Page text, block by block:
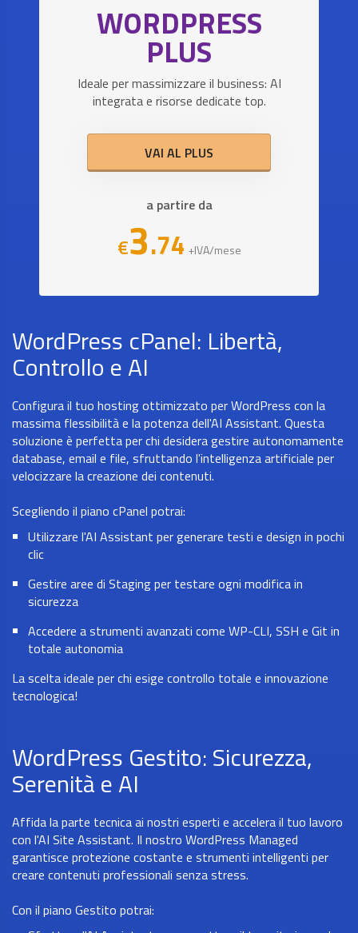
WORDPRESS
PLUS
Ideale per massimizzare il business: AI
integrata e risorse dedicate top.
VAI AL PLUS
a partire da
€3.74 +IVA/mese
WordPress cPanel: Libertà,
Controllo e AI
Configura il tuo hosting ottimizzato per WordPress con la
massima flessibilità e la potenza dell'AI Assistant. Questa
soluzione è perfetta per chi desidera gestire autonomamente
database, email e file, sfruttando l'intelligenza artificiale per
velocizzare la creazione dei contenuti.
Scegliendo il piano cPanel potrai:
Utilizzare l'AI Assistant per generare testi e design in pochi
clic
Gestire aree di Staging per testare ogni modifica in
sicurezza
Accedere a strumenti avanzati come WP-CLI, SSH e Git in
totale autonomia
La scelta ideale per chi esige controllo totale e innovazione
tecnologica!
WordPress Gestito: Sicurezza,
Serenità e AI
Affida la parte tecnica ai nostri esperti e accelera il tuo lavoro
con l'AI Site Assistant. Il nostro WordPress Managed
garantisce protezione costante e strumenti intelligenti per
creare contenuti professionali senza stress.
Con il piano Gestito potrai: